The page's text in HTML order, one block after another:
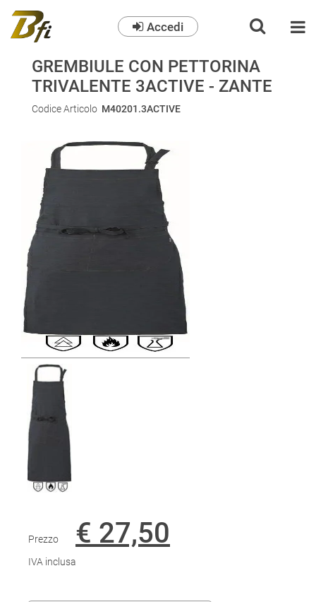
Accedi
GREMBIULE CON PETTORINA
TRIVALENTE 3ACTIVE - ZANTE
Codice Articolo M40201.3ACTIVE
Prezzo € 27,50
IVA inclusa